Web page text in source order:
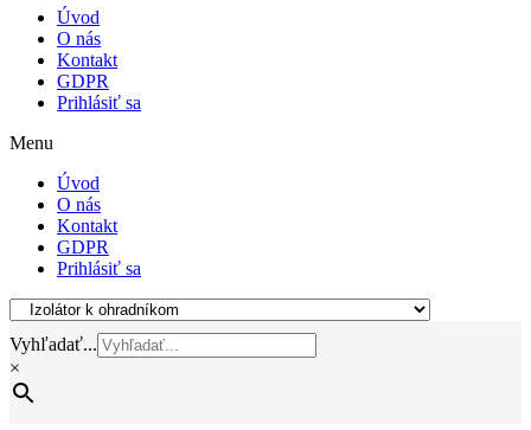
Úvod
O nás
Kontakt
GDPR
Prihlásiť sa
Menu
Úvod
O nás
Kontakt
GDPR
Prihlásiť sa
Vyhľadať...
×